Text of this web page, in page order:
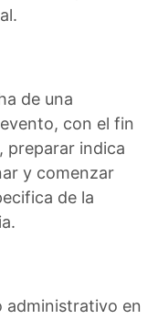
de una
con el fin
preparar indica
y comenzar
de la
administrativo en